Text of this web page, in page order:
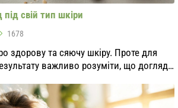
під свій тип шкіри
1678
здорову та сяючу шкіру. Проте для
важливо розуміти, що догляд
підхід до догляду, ...